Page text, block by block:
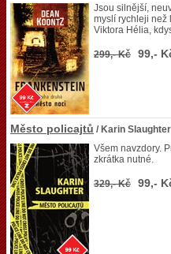
Jsou silnější,
myslí rychleji než
Viktora Hélia,
299,- Kč 99,-
Město policajtů / Karin Slaughter
Všem navzdory.
zkrátka nutné.
329,- Kč 99,-